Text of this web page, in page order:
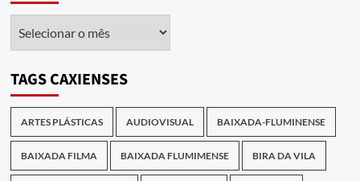
TAGS CAXIENSES
ARTES PLÁSTICAS AUDIOVISUAL BAIXADA-FLUMINENSE
BAIXADA FILMA BAIXADA FLUMIMENSE BIRA DA VILA